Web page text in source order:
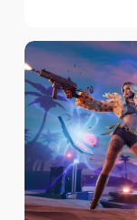
Por
que
tantos
jogadores
compram
contas
de
Fortnite